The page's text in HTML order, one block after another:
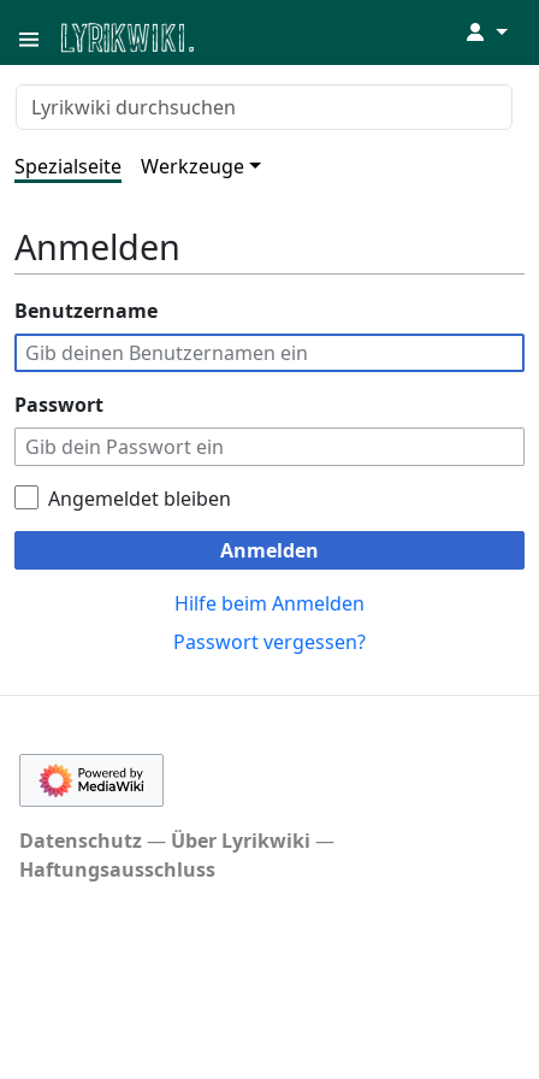
↓
Spezialseite Werkzeuge
Anmelden
Benutzername
Passwort
Angemeldet bleiben
Anmelden
Hilfe beim Anmelden
Passwort vergessen?
Datenschutz
Über Lyrikwiki
Haftungsausschluss